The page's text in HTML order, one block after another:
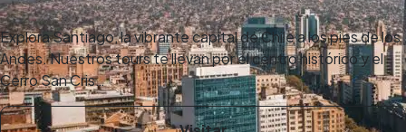
Explora Santiago, la vibrante capital de Chile a los pies de los
Andes. Nuestros tours te llevan por el centro histórico y el
Cerro San Cris…